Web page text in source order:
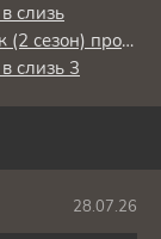
слизь
Синяя тюрьма: Блю Лок (2 сезон) против юношеской сборной Японии
слизь 3
28.07.26